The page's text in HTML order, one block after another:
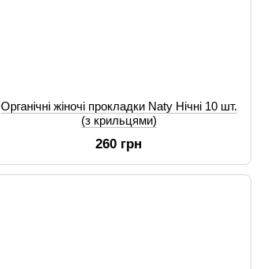
Органічні жіночі прокладки Naty Нічні 10 шт.
(з крильцями)
260 грн